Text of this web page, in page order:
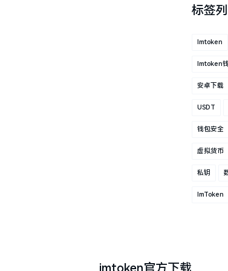
标签
Imtoken
Imtoken
安卓下载
USDT
钱包安全
虚拟货币
私钥
ImToken